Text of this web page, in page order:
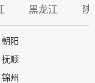
黑龙江 陕
朝阳
抚顺
锦州